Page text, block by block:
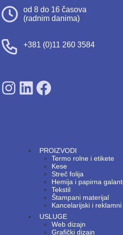
od 8 do 16 časova
(radnim danima)
+381 (0)11 260 3584
SDPS on Instagram
SDPS on Lunkedin
SDPS on Facebook
PROIZVODI
Termo rolne i etikete
Kese
Streč folija
Hemija i papirna
Tekstil
Štampani materijal
Kancelarijski i
USLUGE
Web dizajn
Grafički dizajn